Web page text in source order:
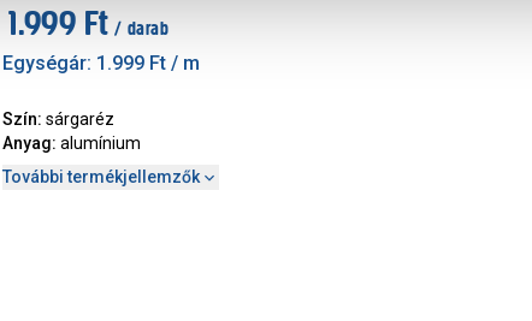
1.999 Ft / darab
Egységár: 1.999 Ft / m
Szín: sárgaréz
Anyag: alumínium
További termékjellemzők